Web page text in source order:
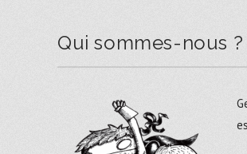
Qui sommes-nous ?